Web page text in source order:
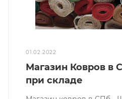
01.02.2022
Магазин Ковров в
при складе